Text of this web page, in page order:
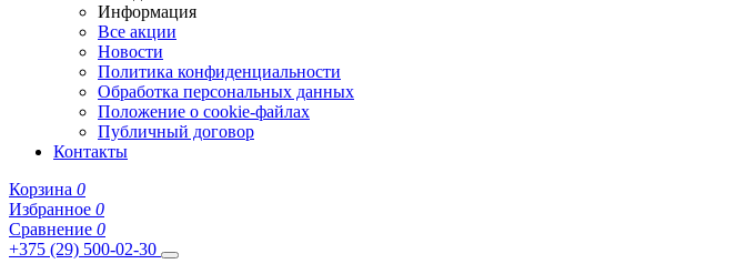
Информация
Все акции
Новости
Политика конфиденциальности
Обработка персональных данных
Положение о cookie-файлах
Публичный договор
Контакты
Корзина 0
Избранное 0
Сравнение 0
+375 (29) 500-02-30